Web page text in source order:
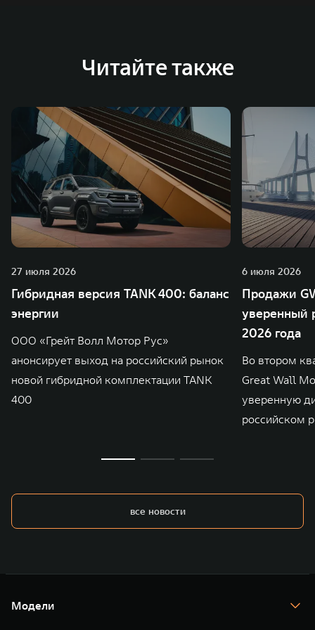
зарубежных – в России, Таиланде, Бразилии и Индии, а
Читайте также
27 июля 2026
Гибридная версия TANK 400: баланс
энергии
ООО «Грейт Волл Мотор Рус»
анонсирует выход на российский рынок
новой гибридной комплектации TANK
400
6 июля 2026
Продажи
уверенный
2026 года
Во втором
Great Wall
уверенную
российском
все новости
Модели